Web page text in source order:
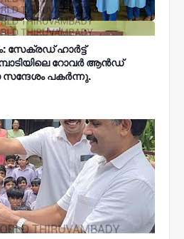
സേക്രഡ് ഹാർട്ട്
റോവർ ആൻഡ്
സന്ദേശം പകർന്നു.